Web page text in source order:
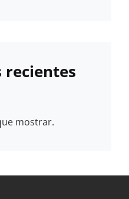
recientes
mostrar.